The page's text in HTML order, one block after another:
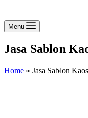
Menu
Jasa Sablon
Home » Jasa Sablon